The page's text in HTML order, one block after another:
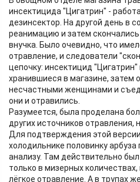
инсектицида "Цигатрин" -
дезинсектор. На другой день в
реанимацию и затем
внучка. Было очевидно, что
отравление, и следователи
цепочку: инсектицид "Цигатрин"
хранившиеся в магазине, затем
несчастными женщинами и
они и отравились.
Разумеется, была проделана
других источников отравления,
Для подтверждения этой
холодильнике половинку
анализу. Там действительно
только в мизерных
лёгкое отравление. А в трупах